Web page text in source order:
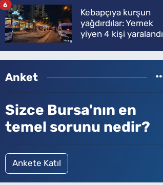
Kebapçıya kurşun
yağdırdılar: Yemek
yiyen 4 kişi yaralandı
6
Anket
Sizce Bursa'nın en
temel sorunu nedir?
Ankete Katıl